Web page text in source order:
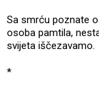
Sa smrću poznate
osoba pamtila,
svijeta iščezavamo.
*